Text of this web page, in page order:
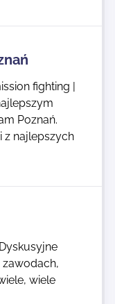
fighting |
Poznań.
z najlepszych
zawodach,
wiele